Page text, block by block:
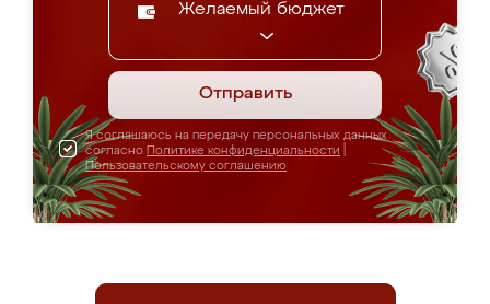
Желаемый бюджет
Отправить
Я соглашаюсь на передачу персональных данных
согласно Политике конфиденциальности
Пользовательскому соглашению